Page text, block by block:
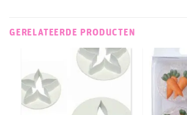
GERELATEERDE PRODUCTEN